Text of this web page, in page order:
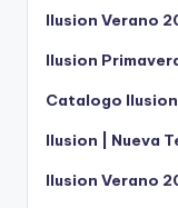
Ilusion Verano
Ilusion
Catalogo
Ilusion | Nueva
Ilusion Verano